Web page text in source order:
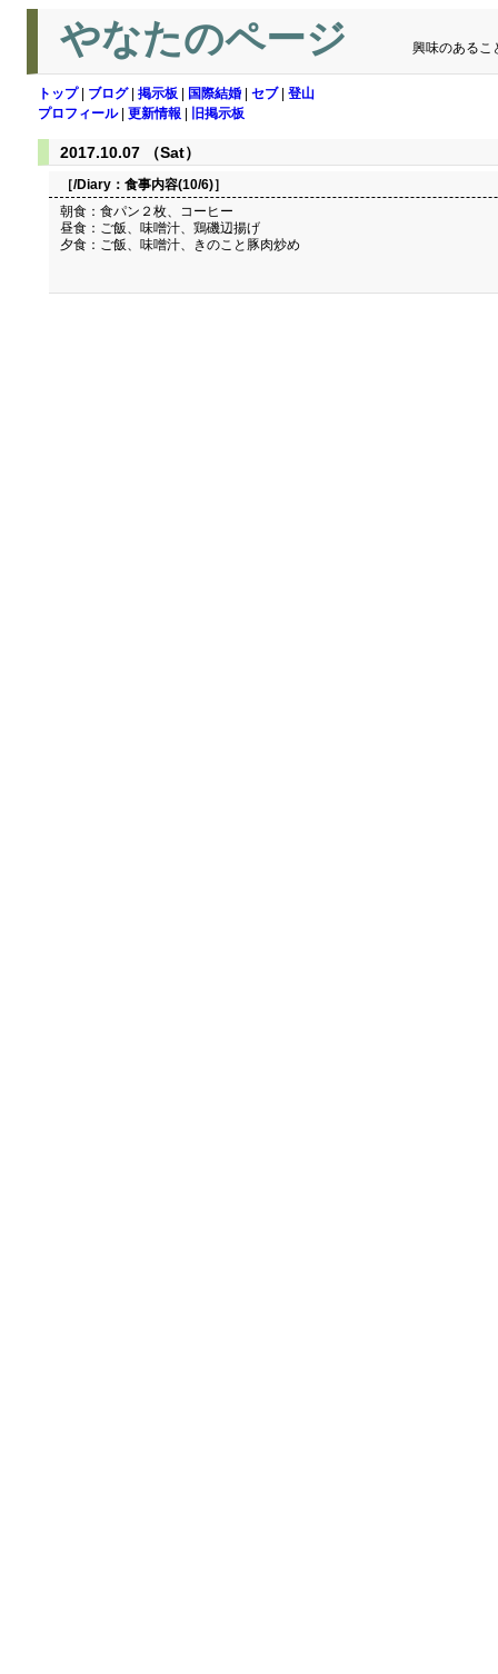
やなたのページ 興味のあるこ
トップ| ブログ| 掲示板 国際結婚 セブ| 登山
プロフィール| 更新情報 旧掲示板
2017.10.07 （Sat）
［/Diary： 食事内容(10/6)］
朝食：食パン２枚、コーヒー
昼食：ご飯、味噌汁、鶏磯辺揚げ
夕食：ご飯、味噌汁、きのこと豚肉炒め